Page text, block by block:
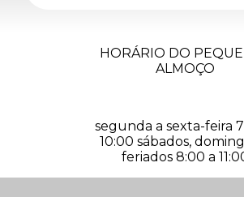
HORÁRIO DO
ALMOÇO
segunda a sexta-feira
10:00 sábados,
feriados 8:00 a